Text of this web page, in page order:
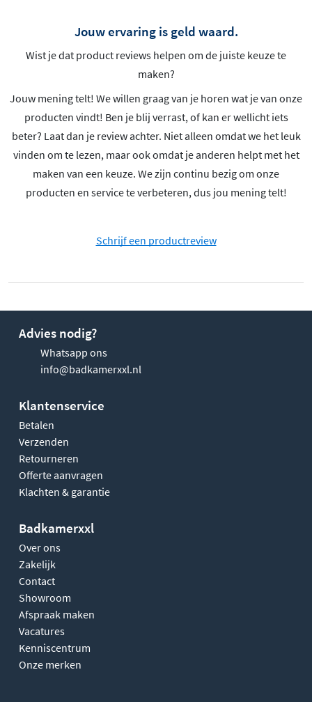
Jouw ervaring is geld waard.
Wist je dat product reviews helpen om de juiste keuze te
maken?
Jouw mening telt! We willen graag van je horen wat je van onze
producten vindt! Ben je blij verrast, of kan er wellicht iets
beter? Laat dan je review achter. Niet alleen omdat we het leuk
vinden om te lezen, maar ook omdat je anderen helpt met het
maken van een keuze. We zijn continu bezig om onze
producten en service te verbeteren, dus jou mening telt!
Schrijf een productreview
Advies nodig?
Whatsapp ons
info@badkamerxxl.nl
Klantenservice
Betalen
Verzenden
Retourneren
Offerte aanvragen
Klachten & garantie
Badkamerxxl
Over ons
Zakelijk
Contact
Showroom
Afspraak maken
Vacatures
Kenniscentrum
Onze merken